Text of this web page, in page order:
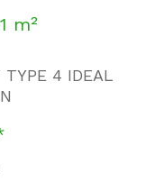
m²
TYPE 4 IDEAL